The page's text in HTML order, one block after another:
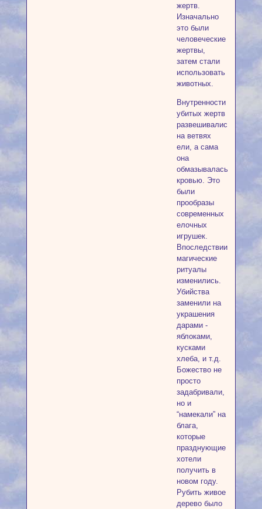
жертв.
Изначально
это были
человеческие
жертвы,
затем стали
использовать
животных.
Внутренности
убитых жертв
развешивались
на ветвях
ели, а сама
она
обмазывалась
кровью. Это
были
прообразы
современных
елочных
игрушек.
Впоследствии
магические
ритуалы
изменились.
Убийства
заменили на
украшения
дарами -
яблоками,
кусками
хлеба, и т.д.
Божество не
просто
задабривали,
но и
“намекали” на
блага,
которые
празднующие
хотели
получить в
новом году.
Рубить живое
дерево было